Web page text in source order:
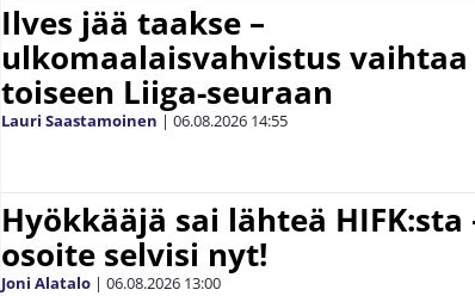
Ilves jää taakse –
ulkomaalaisvahvistus vaihtaa
toiseen Liiga-seuraan
Lauri Saastamoinen | 06.08.2026 14:55
Hyökkääjä sai lähteä HIFK:sta
osoite selvisi nyt!
Joni Alatalo | 06.08.2026 13:00